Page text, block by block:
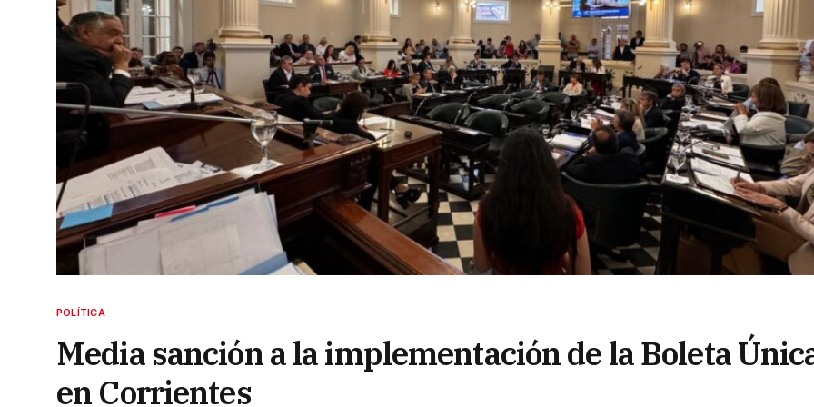
POLÍTICA
Media sanción a la implementación de la Boleta
en Corrientes